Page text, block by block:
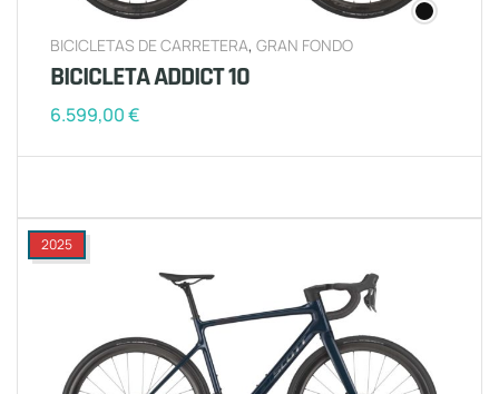
BICICLETAS DE CARRETERA, GRAN FONDO
BICICLETA ADDICT 10
6.599,00€
2025